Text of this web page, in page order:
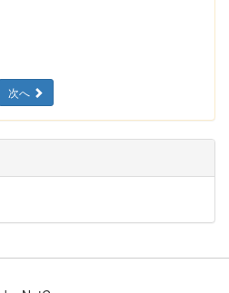
次へ